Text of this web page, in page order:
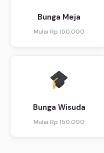
Bunga Meja
Mulai Rp 150.000
Bunga Wisuda
Mulai Rp 150.000